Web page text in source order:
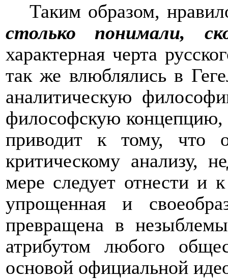
Таким образом,
столько понимали,
характерная черта
так же влюблялись в
аналитическую
философскую концепцию,
приводит к тому, что
критическому анализу,
мере следует отнести и
упрощенная и
превращена в
атрибутом любого
основой официальной